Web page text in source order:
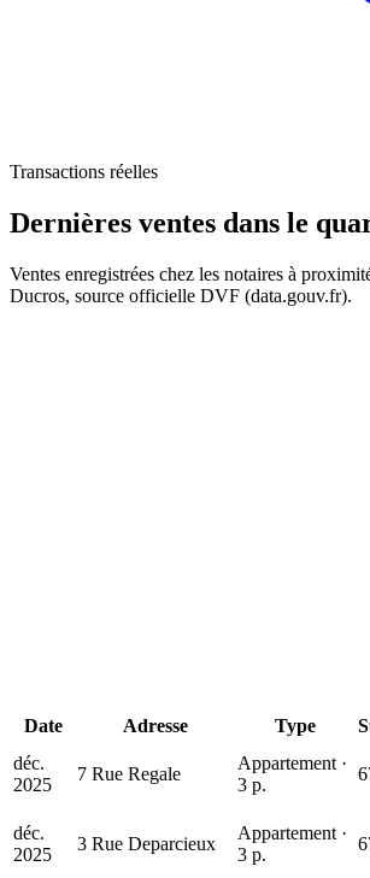
Transactions réelles
Dernières ventes dans le
Ventes enregistrées chez les notaires à
Ducros, source officielle DVF (data.gouv.fr).
Date Adresse Type
déc.
2025
7 Rue Regale
Appartement ·
3 p.
déc.
2025
3 Rue Deparcieux
Appartement ·
3 p.